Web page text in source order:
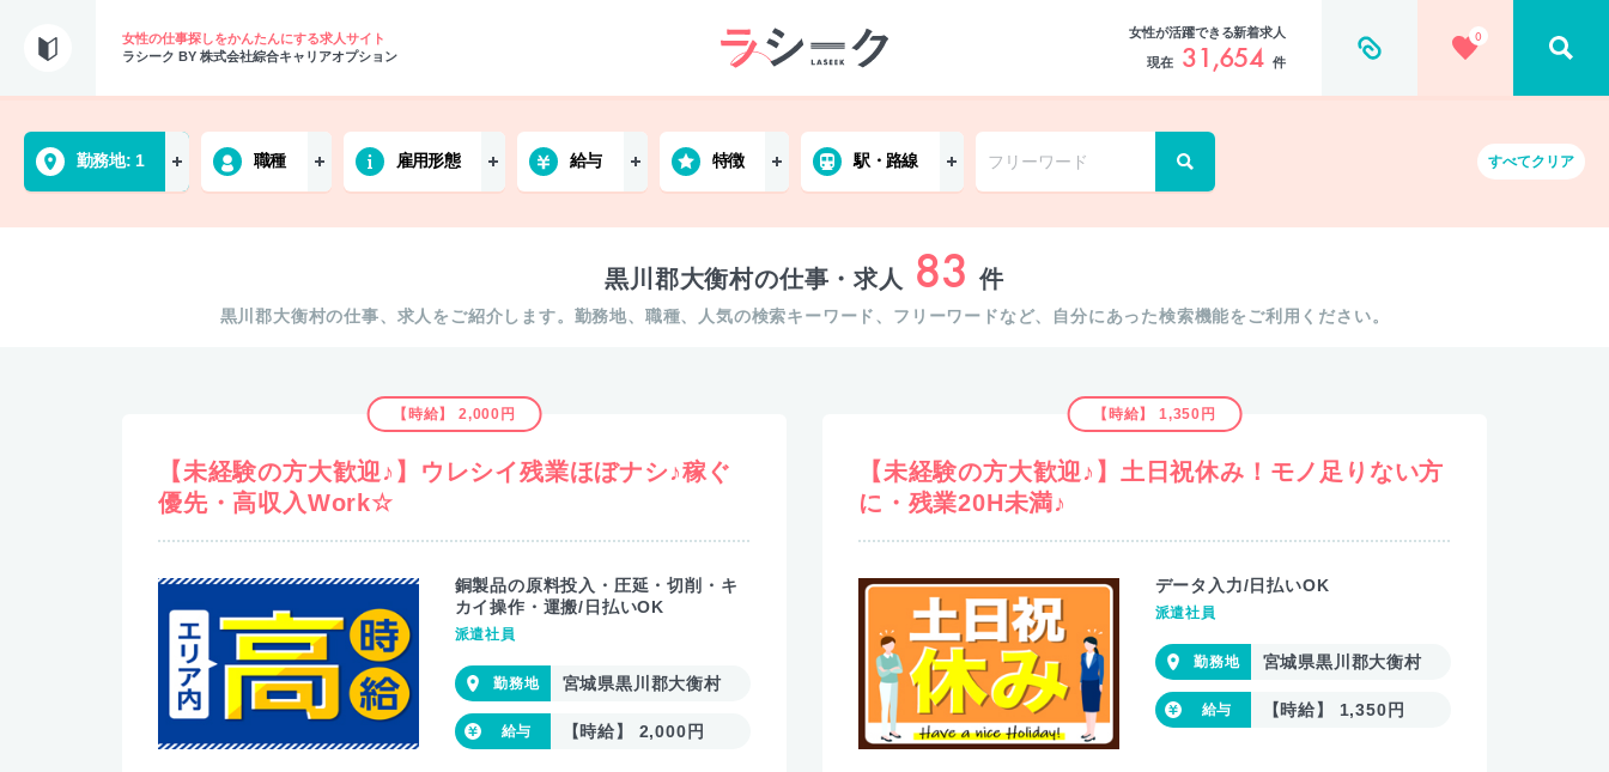
女性の仕事探しをかんたんにする求人サイト
ラシーク BY 株式会社綜合キャリアオプション
女性が活躍できる新着求人
現在 31,654 件
0
勤務地 1 職種 雇用形態 給与 特徴 駅・路線 すべてクリア
黒川郡大衡村の仕事・求人 83 件
黒川郡大衡村の仕事、求人をご紹介します。勤務地、職種、人気の検索キーワード、フリーワードなど、自分にあった検索機能をご利用ください。
【時給】 2,000円
【未経験の方大歓迎♪】ウレシイ残業ほぼナシ♪稼ぐ
優先・高収入Work☆
銅製品の原料投入・圧延・切削・キ
カイ操作・運搬/日払いOK
派遣社員
宮城県黒川郡大衡村
【時給】 2,000円
【時給】 1,350円
【未経験の方大歓迎♪】土日祝休み！モノ足りない方
に・残業20H未満♪
データ入力/日払いOK
派遣社員
宮城県黒川郡大衡村
【時給】 1,350円